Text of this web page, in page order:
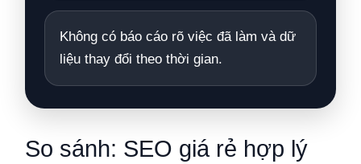
Không có báo cáo rõ việc đã làm và dữ
liệu thay đổi theo thời gian.
So sánh: SEO giá rẻ hợp lý